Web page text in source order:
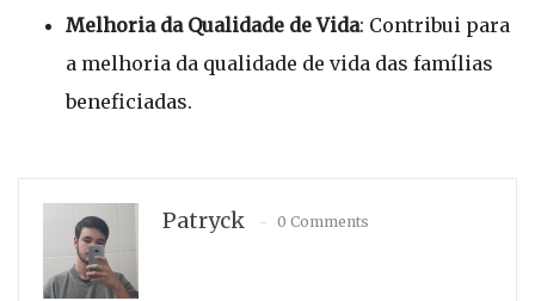
Melhoria da Qualidade de Vida: Contribui para
a melhoria da qualidade de vida das famílias
beneficiadas.
Patryck 0 Comments